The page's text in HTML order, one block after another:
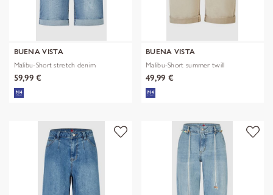
BUENA VISTA
Malibu-Short stretch denim
59,99 €
BUENA VISTA
Malibu-Short summer twill
49,99 €